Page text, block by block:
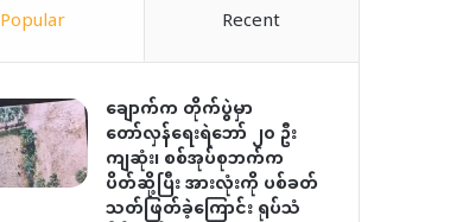
Popular Recent
ချောက်က တိုက်ပွဲမှာ
တော်လှန်ရေးရဲဘော် ၂၀ ဦး
ကျဆုံး၊ စစ်အုပ်စုဘက်က
ပိတ်ဆို့ပြီး အားလုံးကို ပစ်ခတ်
သတ်ဖြတ်ခဲ့ကြောင်း ရုပ်သံ